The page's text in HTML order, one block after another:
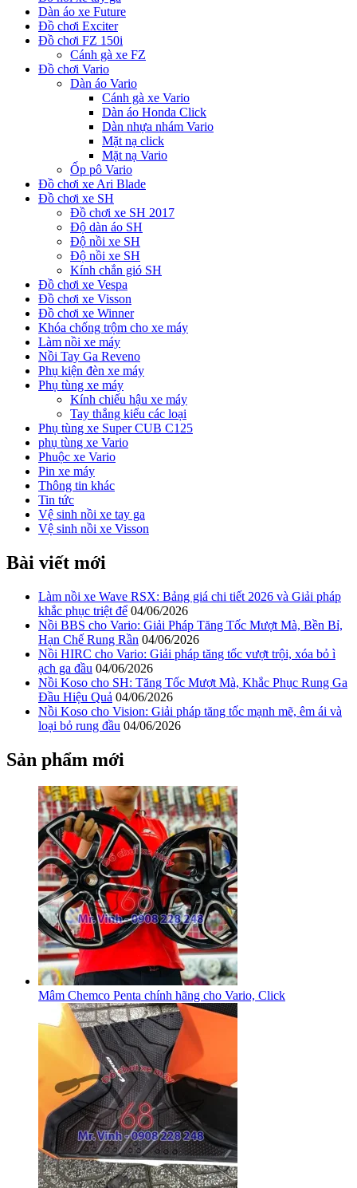
Dàn áo xe Future
Đồ chơi Exciter
Đồ chơi FZ 150i
Cánh gà xe FZ
Đồ chơi Vario
Dàn áo Vario
Cánh gà xe Vario
Dàn áo Honda Click
Dàn nhựa nhám Vario
Mặt nạ click
Mặt nạ Vario
Ốp pô Vario
Đồ chơi xe Ari Blade
Đồ chơi xe SH
Đồ chơi xe SH 2017
Độ dàn áo SH
Độ nồi xe SH
Độ nồi xe SH
Kính chắn gió SH
Đồ chơi xe Vespa
Đồ chơi xe Visson
Đồ chơi xe Winner
Khóa chống trộm cho xe máy
Làm nồi xe máy
Nồi Tay Ga Reveno
Phụ kiện đèn xe máy
Phụ tùng xe máy
Kính chiếu hậu xe máy
Tay thắng kiểu các loại
Phụ tùng xe Super CUB C125
phụ tùng xe Vario
Phuộc xe Vario
Pin xe máy
Thông tin khác
Tin tức
Vệ sinh nồi xe tay ga
Vệ sinh nồi xe Visson
Bài viết mới
Làm nồi xe Wave RSX: Bảng giá chi tiết 2026 và Giải pháp
khắc phục triệt để 04/06/2026
Nồi BBS cho Vario: Giải Pháp Tăng Tốc Mượt Mà, Bền Bỉ,
Hạn Chế Rung Rần 04/06/2026
Nồi HIRC cho Vario: Giải pháp tăng tốc vượt trội, xóa bỏ ì
ạch ga đầu 04/06/2026
Nồi Koso cho SH: Tăng Tốc Mượt Mà, Khắc Phục Rung Ga
Đầu Hiệu Quả 04/06/2026
Nồi Koso cho Vision: Giải pháp tăng tốc mạnh mẽ, êm ái và
loại bỏ rung đầu 04/06/2026
Sản phẩm mới
Mâm Chemco Penta chính hãng cho Vario, Click